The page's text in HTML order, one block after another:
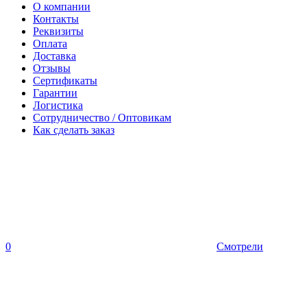
О компании
Контакты
Реквизиты
Оплата
Доставка
Отзывы
Сертификаты
Гарантии
Логистика
Сотрудничество / Оптовикам
Как сделать заказ
0 Смотрели